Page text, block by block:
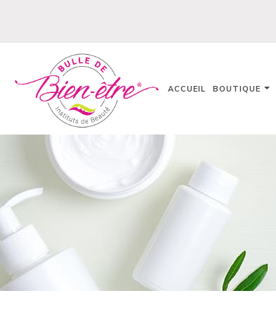
ACCUEIL BOUTIQUE